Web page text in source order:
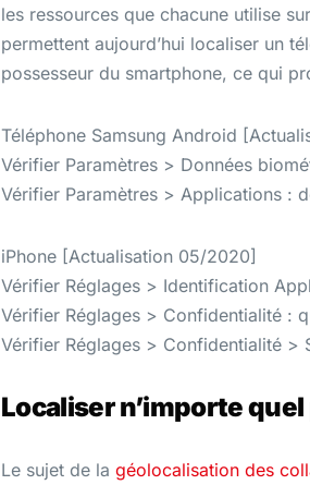
les ressources que chacune utilise
permettent aujourd’hui localiser un
possesseur du smartphone, ce qui
Téléphone Samsung Android
Vérifier Paramètres > Données
Vérifier Paramètres > Applications :
iPhone [Actualisation 05/2020]
Vérifier Réglages > Identification
Vérifier Réglages > Confidentialité :
Vérifier Réglages > Confidentialité
Localiser n’importe
Le sujet de la géolocalisation des